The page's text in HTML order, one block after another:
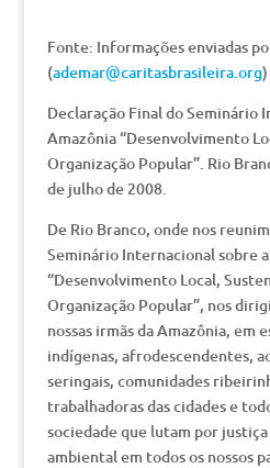
Fonte: Informações enviadas
(ademar@caritasbrasileira.org)
Declaração Final do Seminário
Amazônia “Desenvolvimento
Organização Popular”. Rio
de julho de 2008.
De Rio Branco, onde nos
Seminário Internacional sobre
“Desenvolvimento Local,
Organização Popular”, nos
nossas irmãs da Amazônia, em
indígenas, afrodescendentes,
seringais, comunidades
trabalhadoras das cidades e
sociedade que lutam por
ambiental em todos os nossos